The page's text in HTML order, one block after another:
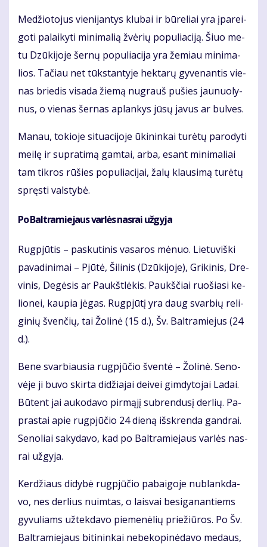
Me­džio­to­jus vie­ni­jan­tys klu­bai ir bū­re­liai yra įpa­rei­
go­ti pa­lai­ky­ti mi­ni­ma­lią žvė­rių po­pu­lia­ci­ją. Šiuo me­
tu Dzū­ki­jo­je šer­nų po­pu­lia­ci­ja yra že­miau mi­ni­ma­
lios. Ta­čiau net tūks­tan­ty­je hek­ta­rų gy­ve­nan­tis vie­
nas brie­dis vi­sa­da žie­mą nu­grauš pu­šies jau­nuo­ly­
nus, o vie­nas šer­nas ap­lan­kys jū­sų ja­vus ar bul­ves.
Ma­nau, to­kio­je si­tu­a­ci­jo­je ūki­nin­kai tu­rė­tų pa­ro­dy­ti
mei­lę ir su­pra­ti­mą gam­tai, ar­ba, esant mi­ni­ma­liai
tam tik­ros rū­šies po­pu­lia­ci­jai, ža­lų klau­si­mą tu­rė­tų
spręs­ti vals­ty­bė.
Po Bal­tra­mie­jaus var­lės nas­rai už­gy­ja
Rug­pjū­tis – pas­ku­ti­nis va­sa­ros mė­nuo. Lie­tu­viš­ki
pa­va­di­ni­mai – Pjū­tė, Ši­li­nis (Dzū­ki­jo­je), Gri­ki­nis, Dre­
vi­nis, De­gė­sis ar Paukšt­lė­kis. Paukš­čiai ruo­šia­si ke­
lio­nei, kau­pia jė­gas. Rug­pjū­tį yra daug svar­bių re­li­
gi­nių šven­čių, tai Žo­li­nė (15 d.), Šv. Bal­tra­mie­jus (24
d.).
Be­ne svar­biau­sia rug­pjū­čio šven­tė – Žo­li­nė. Se­no­
vė­je ji bu­vo skir­ta di­džia­jai dei­vei gim­dy­to­jai La­dai.
Bū­tent jai au­ko­da­vo pir­mą­jį su­bren­du­sį der­lių. Pa­
pras­tai apie rug­pjū­čio 24 die­ną iš­skren­da gan­drai.
Se­no­liai sa­ky­da­vo, kad po Bal­tra­mie­jaus var­lės nas­
rai už­gy­ja.
Ker­džiaus di­dy­bė rug­pjū­čio pa­bai­go­je nu­blank­da­
vo, nes der­lius nuim­tas, o lais­vai be­si­ga­nan­tiems
gy­vu­liams už­tek­da­vo pie­me­nė­lių prie­žiū­ros. Po Šv.
Bal­tra­mie­jaus bi­ti­nin­kai ne­be­ko­pi­nė­da­vo me­daus,